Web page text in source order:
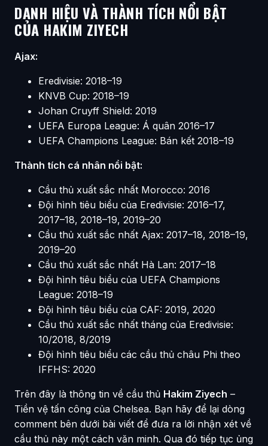
DANH HIỆU VÀ THÀNH TÍCH NỔI BẬT
CỦA HAKIM ZIYECH
Ajax:
Eredivisie: 2018–19
KNVB Cup: 2018–19
Johan Cruyff Shield: 2019
UEFA Europa League: Á quân 2016–17
UEFA Champions League: Bán kết 2018–19
Thành tích cá nhân nổi bật:
Cầu thủ xuất sắc nhất Morocco: 2016
Đội hình tiêu biểu của Eredivisie: 2016–17,
2017–18, 2018–19, 2019–20
Cầu thủ xuất sắc nhất Ajax: 2017–18, 2018–19,
2019–20
Cầu thủ xuất sắc nhất Hà Lan: 2017–18
Đội hình tiêu biểu của UEFA Champions
League: 2018–19
Đội hình tiêu biểu của CAF: 2019, 2020
Cầu thủ xuất sắc nhất tháng của Eredivisie:
10/2018, 8/2019
Đội hình tiêu biểu các cầu thủ châu Phi theo
IFFHS: 2020
Trên đây là thông tin về cầu thủ Hakim Ziyech –
Tiền vệ tấn công của Chelsea. Bạn hãy để lại dòng
comment bên dưới bài viết để đưa ra lời nhận xét về
cầu thủ này một cách văn minh. Qua đó tiếp tục ủng